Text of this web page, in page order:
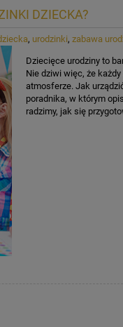
DZIECKA?
, urodzinki, zabawa
Dziecięce urodziny to
Nie dziwi więc, że
atmosferze. Jak
poradnika, w którym
radzimy, jak się